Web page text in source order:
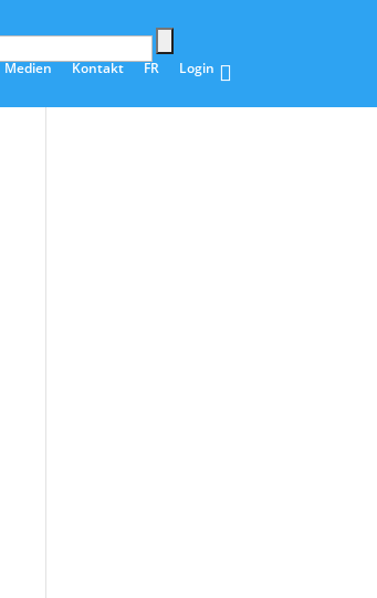
Medien Kontakt FR Login